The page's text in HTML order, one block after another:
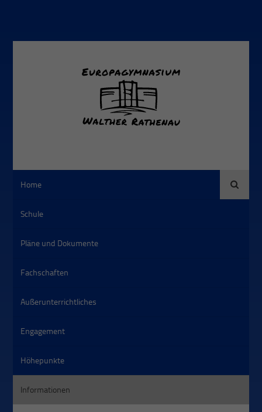
Home
Schule
Pläne und Dokumente
Fachschaften
Außerunterrichtliches
Engagement
Höhepunkte
Informationen
Suche